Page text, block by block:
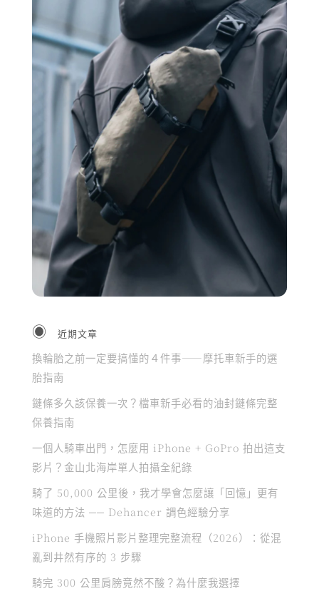
近期文章
換輪胎之前一定要搞懂的４件事——摩托車新手的選
胎指南
鏈條多久該保養一次？檔車新手必看的油封鏈條完整
保養指南
一個人騎車出門，怎麼用 iPhone + GoPro 拍出這支
影片？金山北海岸單人拍攝全紀錄
騎了 50,000 公里後，我才學會怎麼讓「回憶」更有
味道的方法 ── Dehancer 調色經驗分享
iPhone 手機照片影片整理完整流程（2026）：從混
亂到井然有序的 3 步驟
騎完 300 公里肩膀竟然不酸？為什麼我選擇